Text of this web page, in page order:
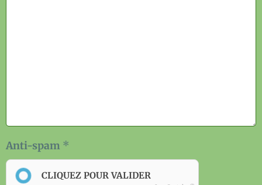
Anti-spam
CLIQUEZ POUR VALIDER